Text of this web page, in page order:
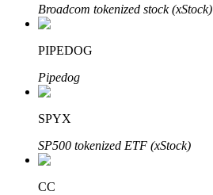
Préstamos
Broadcom tokenized stock (xStock)
PIPEDOG
Pipedog
SPYX
SP500 tokenized ETF (xStock)
CC